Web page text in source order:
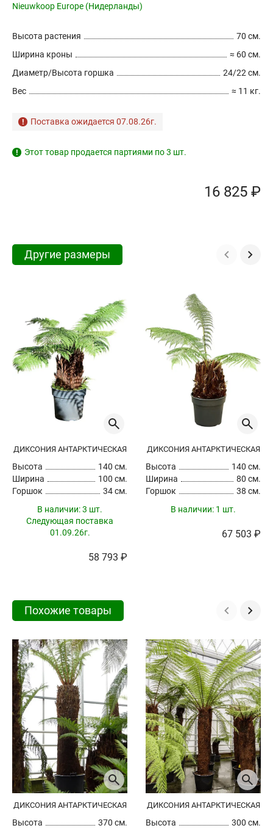
Nieuwkoop Europe (Нидерланды)
70 см.
Высота растения
≈ 60 см.
Ширина кроны
24/22 см.
Диаметр/Высота горшка
≈ 11 кг.
Вес
Поставка ожидается 07.08.26г.
! Этот товар продается партиями по 3 шт.
16 825 ₽
Другие размеры
ДИКСОНИЯ АНТАРКТИЧЕСКАЯ
Высота
140 см.
Ширина
100 см.
Горшок
34 см.
В наличии:3 шт.
Следующая поставка
01.09.26г.
58 793 ₽
ДИКСОНИЯ АНТАРКТИЧЕСКАЯ
Высота
140 см.
Ширина
80 см.
Горшок
38 см.
В наличии: 1 шт.
67 503 ₽
Похожие товары
ДИКСОНИЯ АНТАРКТИЧЕСКАЯ
Высота
370 см.
ДИКСОНИЯ АНТАРКТИЧЕСКАЯ
Высота
300 см.